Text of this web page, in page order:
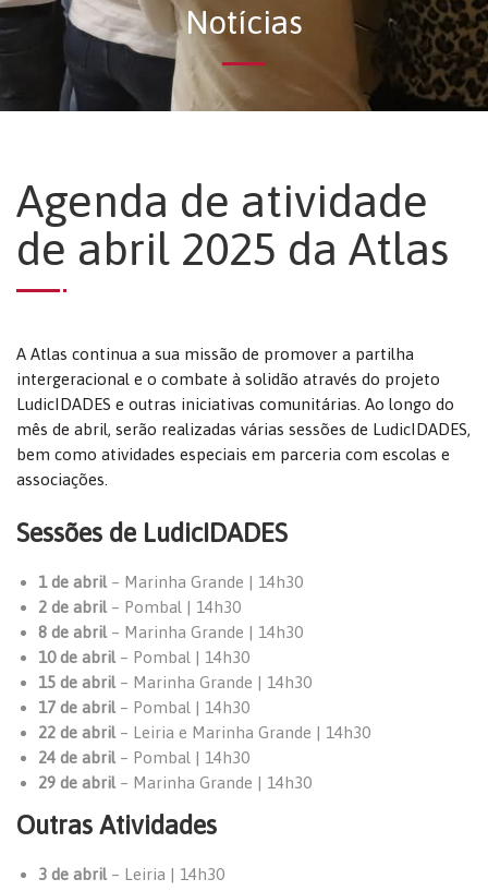
Notícias
Agenda de atividade
de abril 2025 da Atlas
A Atlas continua a sua missão de promover a partilha
intergeracional e o combate à solidão através do projeto
LudicIDADES e outras iniciativas comunitárias. Ao longo do
mês de abril, serão realizadas várias sessões de LudicIDADES,
bem como atividades especiais em parceria com escolas e
associações.
Sessões de LudicIDADES
1 de abril – Marinha Grande | 14h30
2 de abril – Pombal | 14h30
8 de abril – Marinha Grande | 14h30
10 de abril – Pombal | 14h30
15 de abril – Marinha Grande | 14h30
17 de abril – Pombal | 14h30
22 de abril – Leiria e Marinha Grande | 14h30
24 de abril – Pombal | 14h30
29 de abril – Marinha Grande | 14h30
Outras Atividades
3 de abril – Leiria | 14h30